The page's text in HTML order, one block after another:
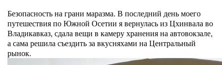
Безопасность на грани маразма. В последний день моего
путешествия по Южной Осетии я вернулась из Цхинвала во
Владикавказ, сдала вещи в камеру хранения на автовокзале,
а сама решила съездить за вкусняхами на Центральный
рынок.